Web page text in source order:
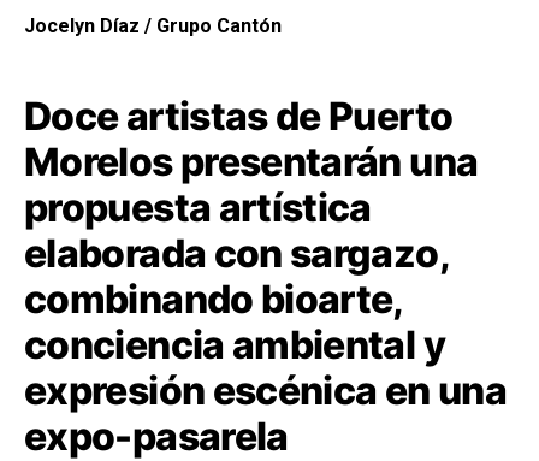
Jocelyn Díaz / Grupo Cantón
Doce artistas de Puerto
Morelos presentarán una
propuesta artística
elaborada con sargazo,
combinando bioarte,
conciencia ambiental y
expresión escénica en una
expo-pasarela